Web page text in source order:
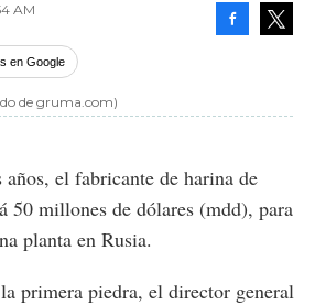
AM
en Google
de gruma.com)
el fabricante de harina de
50 millones de dólares (mdd), para
planta en Rusia.
primera piedra, el director general